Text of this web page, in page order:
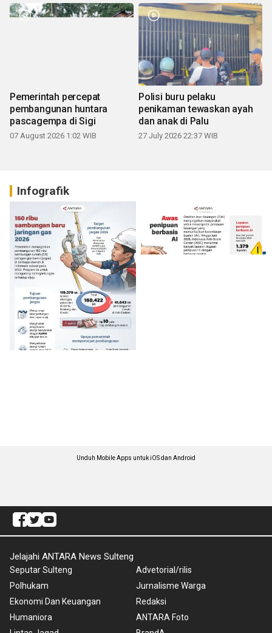
Pemerintah percepat
pembangunan huntara
pascagempa di Sigi
07 August 2026 1:02 WIB
Polisi buru pelaku
penikaman tewaskan ayah
dan anak di Palu
27 July 2026 22:37 WIB
Infografik
Unduh Mobile Apps untuk iOS dan Android
Jelajahi ANTARA News Sulteng
Seputar Sulteng
Polhukam
Ekonomi Dan Keuangan
Humaniora
Advetorial/rilis
Jurnalisme Warga
Redaksi
ANTARA Foto